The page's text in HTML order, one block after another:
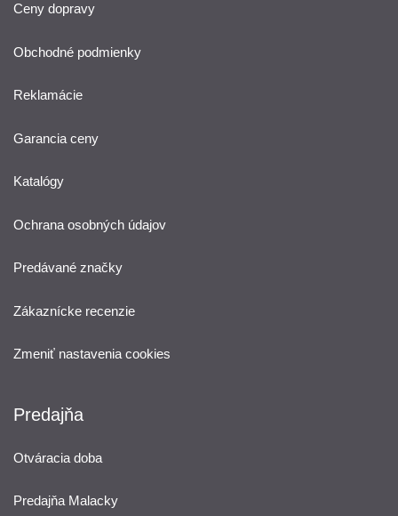
Ceny dopravy
Obchodné podmienky
Reklamácie
Garancia ceny
Katalógy
Ochrana osobných údajov
Predávané značky
Zákaznícke recenzie
Zmeniť nastavenia cookies
Predajňa
Otváracia doba
Predajňa Malacky